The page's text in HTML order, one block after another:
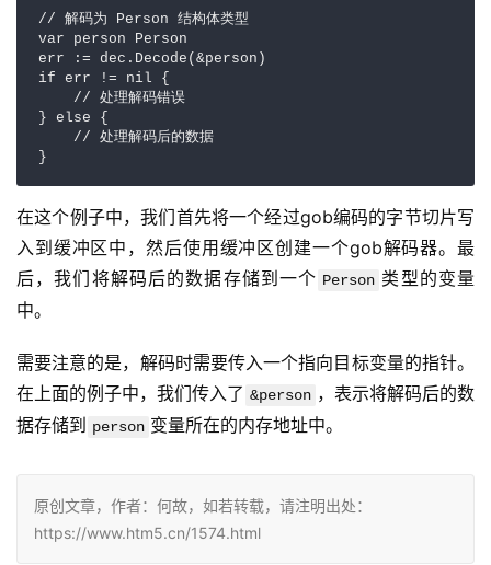
// 解码为 Person 结构体类型
var person Person
err := dec.Decode(&person)
if err != nil {
} else {
在这个例子中，我们首先将一个经过gob编码的字节切片写
入到缓冲区中，然后使用缓冲区创建一个gob解码器。最
后，我们将解码后的数据存储到一个 Person 类型的变量
中。
需要注意的是，解码时需要传入一个指向目标变量的指针。
在上面的例子中，我们传入了 &person ，表示将解码后的数
据存储到
person 变量所在的内存地址中。
原创文章，作者：何故，如若转载，请注明出处：
https://www.htm5.cn/1574.html